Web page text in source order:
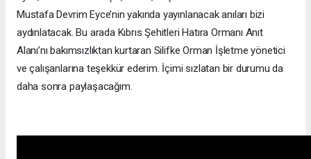
Mustafa Devrim Eyce’nin yakında yayınlanacak anıları bizi
aydınlatacak. Bu arada Kıbrıs Şehitleri Hatıra Ormanı Anıt
Alanı’nı bakımsızlıktan kurtaran Silifke Orman İşletme yönetici
ve çalışanlarına teşekkür ederim. İçimi sızlatan bir durumu da
daha sonra paylaşacağım.